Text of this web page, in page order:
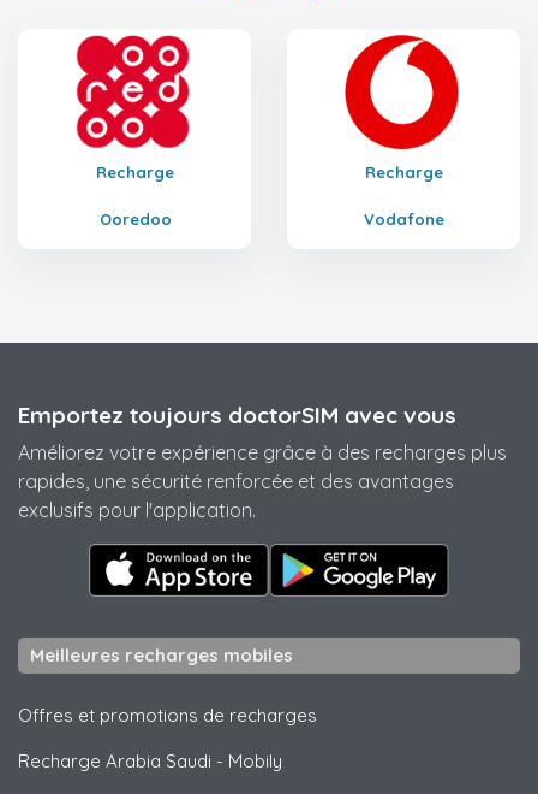
Recharge
Ooredoo
Recharge
Vodafone
Emportez toujours doctorSIM avec vous
Améliorez votre expérience grâce à des recharges plus
rapides, une sécurité renforcée et des avantages
exclusifs pour l'application.
Meilleures recharges mobiles
Offres et promotions de recharges
Recharge Arabia Saudi - Mobily